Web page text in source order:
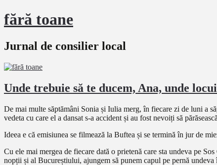
fără toane
Jurnal de consilier local
Unde trebuie să te ducem, Ana, unde
De mai multe săptămâni Sonia și Iulia merg, în fiecare zi de luni a
vedeta cu care el a dansat s-a accident și au fost nevoiți să
Ideea e că emisiunea se filmează la Buftea și se termină în jur de
Cu ele mai mergea de fiecare dată o prietenă care sta undeva pe
nopții și al Bucureștiului, ajungem să punem capul pe pernă